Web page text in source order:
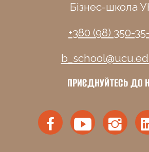
Бізнес-школа
+380 (98) 350-
ПРИЄДНУЙТЕСЬ ДО